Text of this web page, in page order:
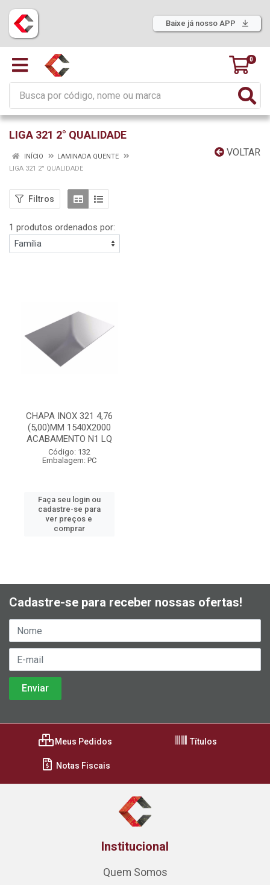
Baixe já nosso APP
0
LIGA 321 2° QUALIDADE
VOLTAR
INÍCIO
LAMINADA QUENTE
LIGA 321 2° QUALIDADE
Filtros
1 produtos ordenados por:
CHAPA INOX 321 4,76
(5,00)MM 1540X2000
ACABAMENTO N1 LQ
Código: 132
Embalagem: PC
Faça seu login ou
cadastre-se para
ver preços e
comprar
Cadastre-se para receber nossas ofertas!
Meus Pedidos Títulos
Notas Fiscais
Institucional
Quem Somos